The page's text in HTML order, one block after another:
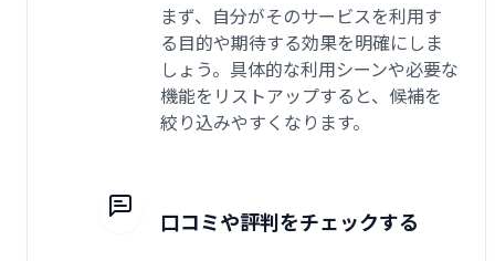
まず、自分がそのサービスを利用す
る目的や期待する効果を明確にしま
しょう。具体的な利用シーンや必要な
機能をリストアップすると、候補を
絞り込みやすくなります。
口コミや評判をチェックする